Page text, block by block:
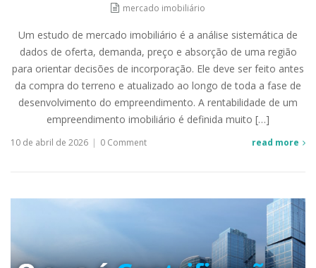
mercado imobiliário
Um estudo de mercado imobiliário é a análise sistemática de
dados de oferta, demanda, preço e absorção de uma região
para orientar decisões de incorporação. Ele deve ser feito antes
da compra do terreno e atualizado ao longo de toda a fase de
desenvolvimento do empreendimento. A rentabilidade de um
empreendimento imobiliário é definida muito […]
10 de abril de 2026 | 0 Comment read more